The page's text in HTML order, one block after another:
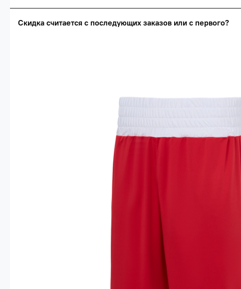
Опт 3
Опт 1
Скидка считается с последующих заказов или с первого?